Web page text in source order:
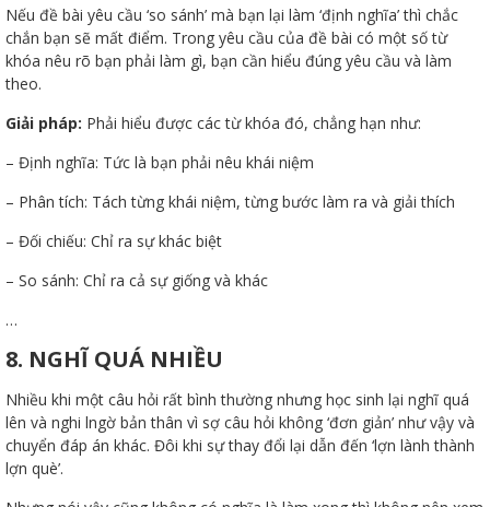
Nếu đề bài yêu cầu ‘so sánh’ mà bạn lại làm ‘định nghĩa’ thì chắc
chắn bạn sẽ mất điểm. Trong yêu cầu của đề bài có một số từ
khóa nêu rõ bạn phải làm gì, bạn cần hiểu đúng yêu cầu và làm
theo.
Giải pháp: Phải hiểu được các từ khóa đó, chẳng hạn như:
– Định nghĩa: Tức là bạn phải nêu khái niệm
– Phân tích: Tách từng khái niệm, từng bước làm ra và giải thích
– Đối chiếu: Chỉ ra sự khác biệt
– So sánh: Chỉ ra cả sự giống và khác
…
8. NGHĨ QUÁ NHIỀU
Nhiều khi một câu hỏi rất bình thường nhưng học sinh lại nghĩ quá
lên và nghi lngờ bản thân vì sợ câu hỏi không ‘đơn giản’ như vậy và
chuyển đáp án khác. Đôi khi sự thay đổi lại dẫn đến ‘lợn lành thành
lợn què’.